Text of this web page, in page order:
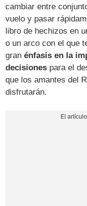
cambiar entre
vuelo y pasar
libro de hechizos en
o un arco con el que
granénfasis en la
decisiones para el
que los amantes del
disfrutarán.